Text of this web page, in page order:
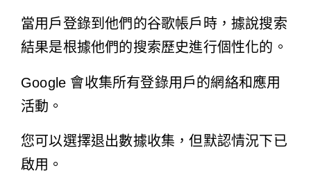
當用戶登錄到他們的谷歌帳戶時，據說搜索
結果是根據他們的搜索歷史進行個性化的。
Google 會收集所有登錄用戶的網絡和應用
活動。
您可以選擇退出數據收集，但默認情況下已
啟用。